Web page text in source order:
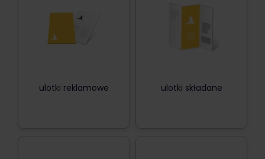
ulotki reklamowe ulotki składane